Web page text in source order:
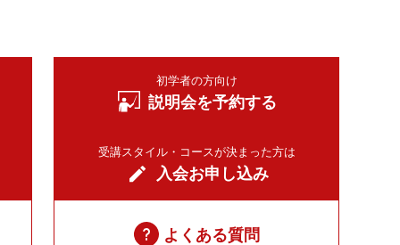
初学者の方向け
説明会を予約する
受講スタイル・コースが決まった方は
入会お申し込み
よくある質問